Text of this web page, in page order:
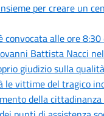
per creare un
convocata alle ore
Battista Nacci
giudizio sulla
le vittime del tragico
della cittadinanza